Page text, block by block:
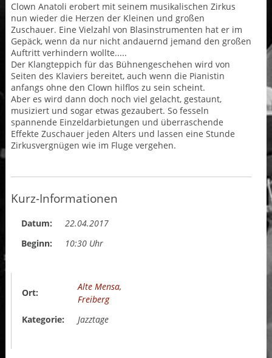
Clown Anatoli erobert mit seinem musikalischen Zirkus
nun wieder die Herzen der Kleinen und großen
Zuschauer. Eine Vielzahl von Blasinstrumenten hat er im
Gepäck, wenn da nur nicht andauernd jemand den großen
Auftritt verhindern wollte.....
Der Klangteppich für das Bühnengeschehen wird von
Seiten des Klaviers bereitet, auch wenn die Pianistin
anfangs ohne den Clown hilflos zu sein scheint.
Aber es wird dann doch noch viel gelacht, gestaunt,
musiziert und sogar etwas gezaubert. So fesseln
spannende Einzeldarbietungen und überraschende
Effekte Zuschauer jeden Alters und lassen eine Stunde
Zirkusvergnügen wie im Fluge vergehen.
Kurz-Informationen
Datum:
22.04.2017
Beginn:
10:30 Uhr
Ort:
Alte Mensa,
Freiberg
Kategorie:
Jazztage